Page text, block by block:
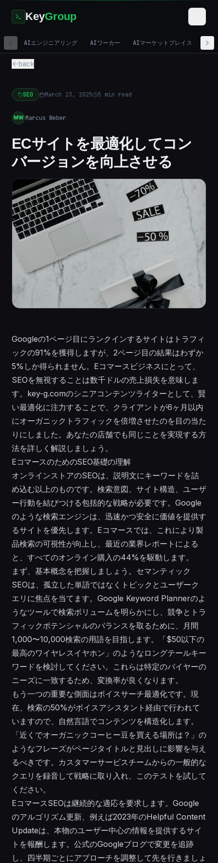
KeyGroup
AIエンジニアリング AIワーカー AIマーケットプレイス デ
back
SEO March 23, 2025 5 min read
MW Marcus Weber
ECサイトを最適化してコン
バージョンを向上させる
Googleの1ページ目にランクインするサイトはトラフィ
ックの91%を獲得しますが、2ページ目の結果はわずか
5%しか得られません。Eコマースビジネスにとって、
SEOを無視することは数千ドルの売上損失を意味しま
す。key-g.comのシニアコンテンツライターとして、賢
い最適化に注力することで、クライアントが6ヶ月以内
にオーガニックトラフィックを倍増させたのを目の当た
りにしました。あなたの店舗でも同じことを実現する方
法を詳しく解説しましょう。
EコマースのためのSEO基礎の理解
オンラインストアのSEOは、説明文にキーワードを詰
め込む以上のものです。検索意図、サイト構造、ユーザ
ー行動を結びつける包括的な戦略が必要です。Google
のような検索エンジンは、迅速かつ安全に価値を提供す
るサイトを優先します。Eコマースでは、これにより製
品検索の可視性が向上し、最近の業界レポートによる
と、すべてのオンライン購入の44%を駆動します。
まず、基本概念を把握しましょう。セマンティック
SEOは、孤立した単語ではなくトピックとユーザーク
エリに焦点を当てます。Google Keyword Plannerのよ
うなツールで検索ボリュームを明らかにし、競争とトラ
フィックポテンシャルのバランスを取るために、月間
1,000〜10,000検索の用語を目指します。「$50以下の
最高のワイヤレスイヤホン」のようなロングテールキー
ワードを検討してください。これらは特定のバイヤーの
ニーズに一致するため、変換率が良くなります。
もう一つの重要な側面はボイスサーチ最適化です。現
在、検索の50%がボイスアシスタント経由で行われて
いますので、自然言語でコンテンツを構造化します。
「近くでオーガニックコーヒー豆を買える場所は？」の
ようなフレーズがページタイトルと見出しに影響を与え
るべきです。カスタマーサービスチームからの一般的な
クエリを録音して戦略に取り入れ、このテストを試して
ください。
EコマースSEOは継続的な適応を要求します。Google
のアルゴリズム更新、例えば2023年のHelpful Content
Updateは、本物のユーザー中心の情報を提供するサイ
トを報酬します。公式のGoogleブログで変更を追跡
し、四半期ごとにアプローチを調整して先を行きましょ